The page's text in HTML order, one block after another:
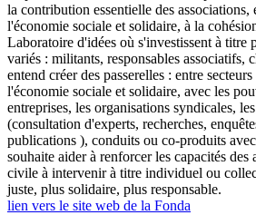
la contribution essentielle des associations,
l'économie sociale et solidaire, à la
Laboratoire d'idées où s'investissent à titre
variés : militants, responsables associatifs,
entend créer des passerelles : entre
l'économie sociale et solidaire, avec les
entreprises, les organisations syndicales,
(consultation d'experts, recherches,
publications ), conduits ou co-produits
souhaite aider à renforcer les capacités des
civile à intervenir à titre individuel ou
juste, plus solidaire, plus responsable.
lien vers le site web de la Fonda